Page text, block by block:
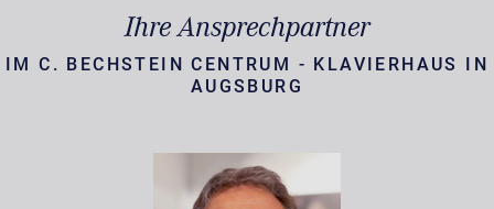
Ihre Ansprechpartner
IM C. BECHSTEIN CENTRUM - KLAVIERHAUS IN
AUGSBURG